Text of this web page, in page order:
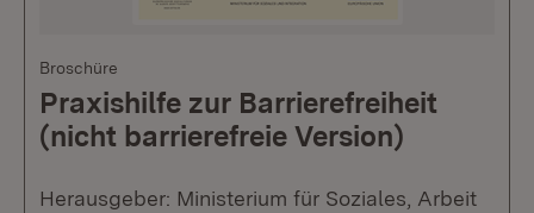
Broschüre
Praxishilfe zur Barrierefreiheit
(nicht barrierefreie Version)
Herausgeber: Ministerium für Soziales, Arbeit